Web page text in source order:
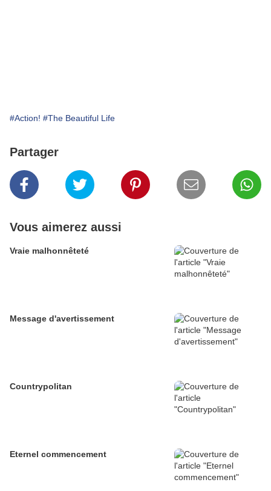
#Action! #The Beautiful Life
Partager
Vous aimerez aussi
Vraie malhonnêteté
Message d'avertissement
Countrypolitan
Eternel commencement